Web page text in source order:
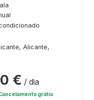
Alicante,
€ / dia
grátis